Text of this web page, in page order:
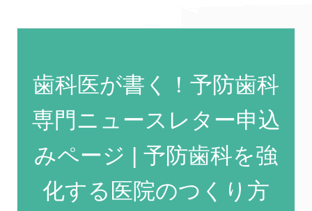
歯科医が書く！予防歯科
専門ニュースレター申込
みページ | 予防歯科を強
化する医院のつくり方